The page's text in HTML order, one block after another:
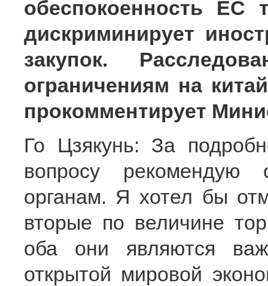
обеспокоенность ЕС
дискриминирует
закупок.
ограничениям на
прокомментирует
Го Цзякунь: За
вопросу рекомендую
органам. Я хотел бы
вторые по величине
оба они являются
открытой мировой